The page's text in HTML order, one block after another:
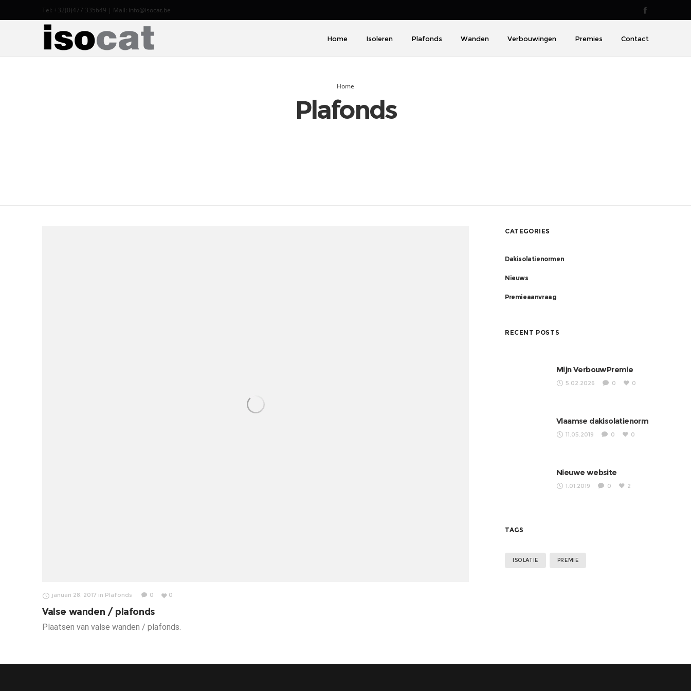
Tel: +32(0)477 335649 | Mail: info@isocat.be
Home Isoleren Plafonds Wanden Verbouwingen Premies Contact
Home
Plafonds
januari 28, 2017 in Plafonds 0 0
Valse wanden / plafonds
Plaatsen van valse wanden / plafonds.
CATEGORIES
Dakisolatienormen
Nieuws
Premieaanvraag
RECENT POSTS
Mijn VerbouwPremie
5.02.2026 0 0
Vlaamse dakisolatienorm
11.05.2019 0 0
Nieuwe website
1.01.2019 0 2
TAGS
ISOLATIE PREMIE